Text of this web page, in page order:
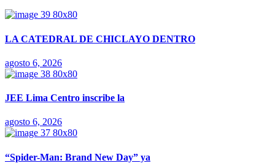
LA CATEDRAL DE CHICLAYO DENTRO
agosto 6, 2026
JEE Lima Centro inscribe la
agosto 6, 2026
“Spider-Man: Brand New Day” ya